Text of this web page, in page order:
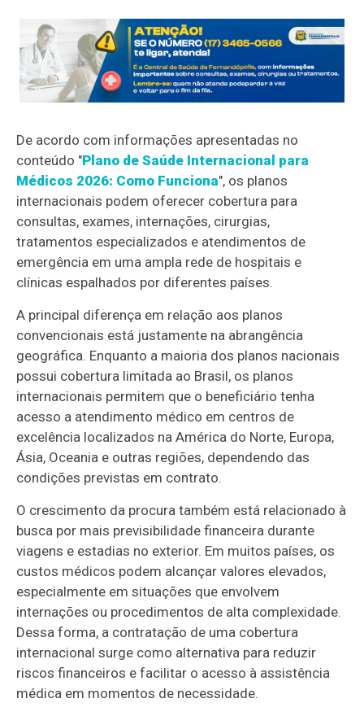
De acordo com informações apresentadas no
conteúdo "Plano de Saúde Internacional para
Médicos 2026: Como Funciona", os planos
internacionais podem oferecer cobertura para
consultas, exames, internações, cirurgias,
tratamentos especializados e atendimentos de
emergência em uma ampla rede de hospitais e
clínicas espalhados por diferentes países.
A principal diferença em relação aos planos
convencionais está justamente na abrangência
geográfica. Enquanto a maioria dos planos nacionais
possui cobertura limitada ao Brasil, os planos
internacionais permitem que o beneficiário tenha
acesso a atendimento médico em centros de
excelência localizados na América do Norte, Europa,
Ásia, Oceania e outras regiões, dependendo das
condições previstas em contrato.
O crescimento da procura também está relacionado à
busca por mais previsibilidade financeira durante
viagens e estadias no exterior. Em muitos países, os
custos médicos podem alcançar valores elevados,
especialmente em situações que envolvem
internações ou procedimentos de alta complexidade.
Dessa forma, a contratação de uma cobertura
internacional surge como alternativa para reduzir
riscos financeiros e facilitar o acesso à assistência
médica em momentos de necessidade.